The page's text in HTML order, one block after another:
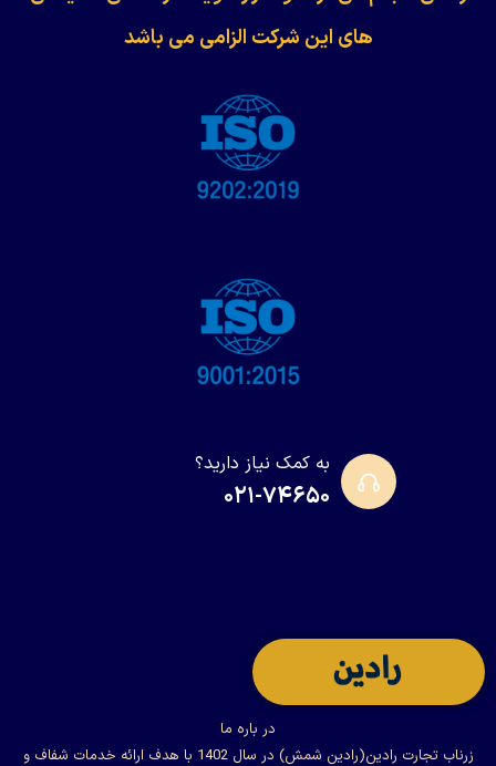
های این شرکت الزامی می باشد
به کمک نیاز دارید؟
۰۲۱-۷۴۶۵۰
در باره ما
زرناب تجارت رادین(رادین شمش) در سال 1402 با هدف ارائه خدمات شفاف و